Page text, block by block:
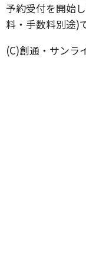
予約受付を開始
料・手数料別途)
(C)創通・サンラ